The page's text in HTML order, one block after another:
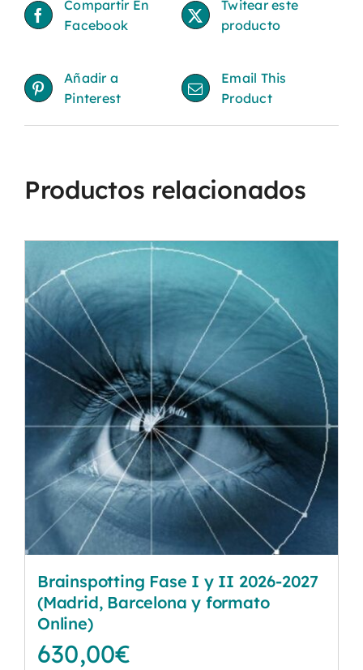
Compartir En
Facebook
Twitear este
producto
Añadir a
Pinterest
Email This
Product
Productos relacionados
Brainspotting Fase I y II 2026-2027
(Madrid, Barcelona y formato
Online)
630,00€